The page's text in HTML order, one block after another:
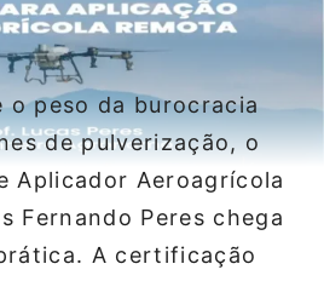
o peso da burocracia
de pulverização, o
Aplicador Aeroagrícola
Fernando Peres chega
A certificação